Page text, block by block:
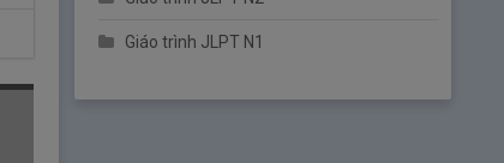
Giáo trình JLPT N1